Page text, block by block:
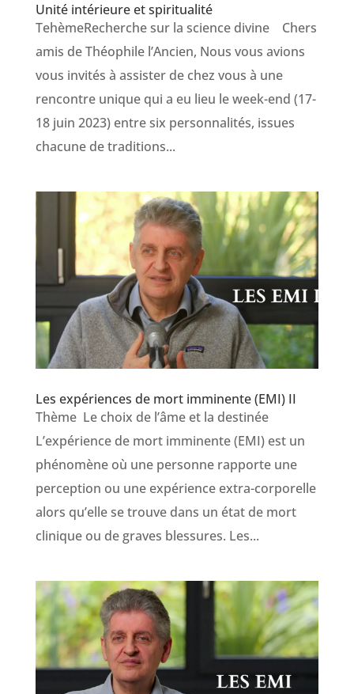
Unité intérieure et spiritualité
TehèmeRecherche sur la science divine Chers
amis de Théophile l’Ancien, Nous vous avions
vous invités à assister de chez vous à une
rencontre unique qui a eu lieu le week-end (17-
18 juin 2023) entre six personnalités, issues
chacune de traditions...
Les expériences de mort imminente (EMI) II
Thème Le choix de l’âme et la destinée
L’expérience de mort imminente (EMI) est un
phénomène où une personne rapporte une
perception ou une expérience extra-corporelle
alors qu’elle se trouve dans un état de mort
clinique ou de graves blessures. Les...